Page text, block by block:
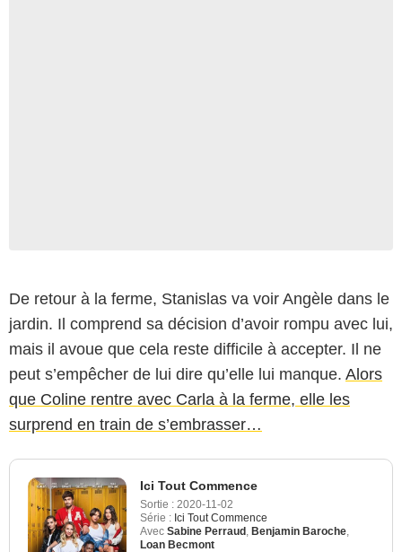
De retour à la ferme, Stanislas va voir Angèle dans le
jardin. Il comprend sa décision d’avoir rompu avec lui,
mais il avoue que cela reste difficile à accepter. Il ne
peut s’empêcher de lui dire qu’elle lui manque. Alors
que Coline rentre avec Carla à la ferme, elle les
surprend en train de s’embrasser…
Ici Tout Commence
Sortie : 2020-11-02
Série : Ici Tout Commence
Avec Sabine Perraud Benjamin Baroche
Loan Becmont